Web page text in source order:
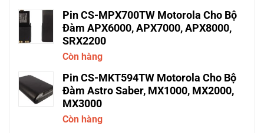
Pin CS-MPX700TW Motorola Cho Bộ
Đàm APX6000, APX7000, APX8000,
SRX2200
Còn hàng
Pin CS-MKT594TW Motorola Cho Bộ
Đàm Astro Saber, MX1000, MX2000,
MX3000
Còn hàng